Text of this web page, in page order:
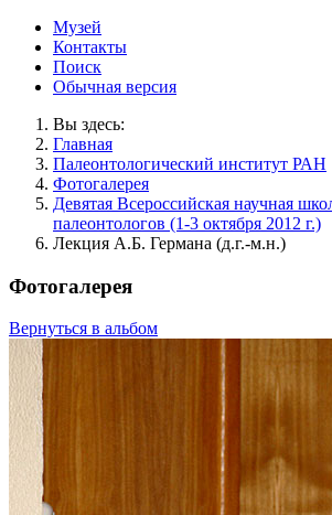
Музей
Контакты
Поиск
Обычная версия
Вы здесь:
Главная
Палеонтологический институт РАН
Фотогалерея
Девятая Всероссийская научная
палеонтологов (1-3 октября 2012 г.)
Лекция А.Б. Германа (д.г.-м.н.)
Фотогалерея
Вернуться в альбом